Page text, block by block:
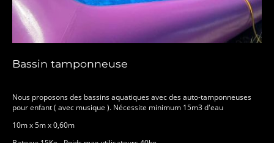
Bassin tamponneuse
Nous proposons des bassins aquatiques avec des auto-tamponneuses
pour enfant ( avec musique ). Nécessite minimum 15m3 d'eau
10m x 5m x 0,60m